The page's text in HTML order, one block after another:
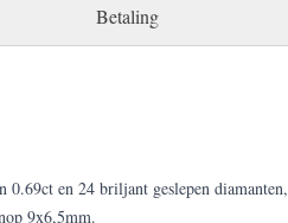
0.69ct en 24 briljant geslepen diamanten,
9x6,5mm.
Betaling